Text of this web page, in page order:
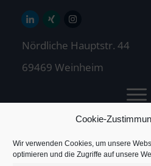
Cookie-
Wir verwenden Cookies, um unsere
optimieren und die Zugriffe auf unsere
Nördliche Hauptstr. 44
69469 Weinheim
Jochen Treuz